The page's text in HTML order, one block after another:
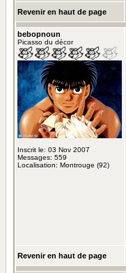
Revenir en haut de page
bebopnoun
Picasso du décor
Inscrit le: 03 Nov 2007
Messages: 559
Localisation: Montrouge (92)
Revenir en haut de page